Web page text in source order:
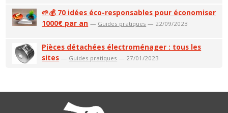
🌱💰 70 idées éco-responsables pour économiser
1000€ par an — Guides pratiques — 22/09/2023
Pièces détachées électroménager : tous les
sites — Guides pratiques — 27/01/2023